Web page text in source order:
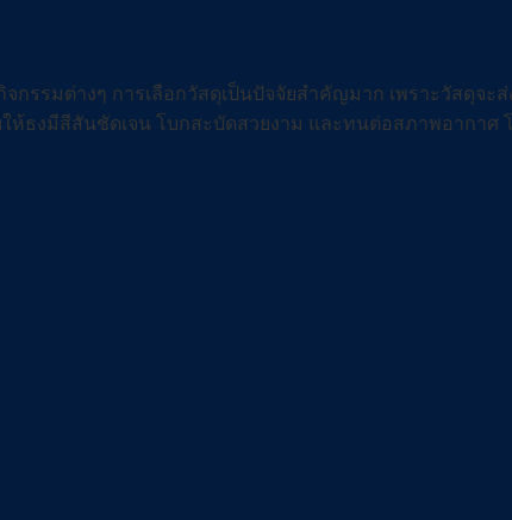
รรมต่างๆ การเลือกวัสดุเป็นปัจจัยสำคัญมาก เพราะวัสดุจะ
งมีสีสันชัดเจน โบกสะบัดสวยงาม และทนต่อสภาพอากาศ โ